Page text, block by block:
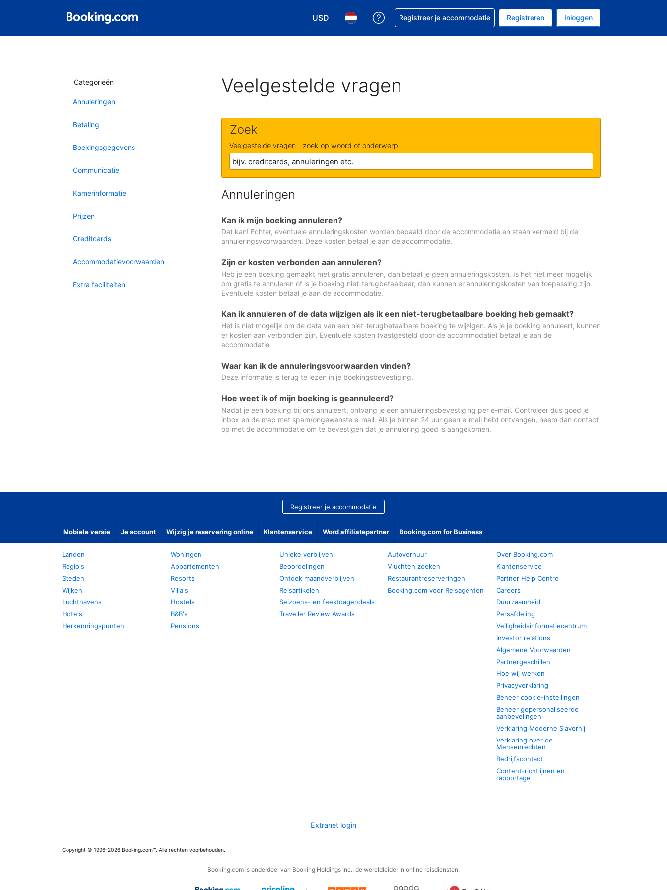
USD
Kies je valuta. Je huidige valuta is Amerikaanse dollar
Kies je taal. Je huidige taal is Nederlands
Krijg hulp bij je reservering
Registreer je accommodatie Registreren Inloggen
Categorieën
Annuleringen
Betaling
Boekingsgegevens
Communicatie
Kamerinformatie
Prijzen
Creditcards
Accommodatievoorwaarden
Extra faciliteiten
Veelgestelde vragen
Zoek
Veelgestelde vragen - zoek op woord of onderwerp
Annuleringen
Kan ik mijn boeking annuleren?
Dat kan! Echter, eventuele annuleringskosten worden bepaald door de accommodatie en staan vermeld bij de
annuleringsvoorwaarden. Deze kosten betaal je aan de accommodatie.
Zijn er kosten verbonden aan annuleren?
Heb je een boeking gemaakt met gratis annuleren, dan betaal je geen annuleringskosten. Is het niet meer mogelijk
om gratis te annuleren of is je boeking niet-terugbetaalbaar, dan kunnen er annuleringskosten van toepassing zijn.
Eventuele kosten betaal je aan de accommodatie.
Kan ik annuleren of de data wijzigen als ik een niet-terugbetaalbare boeking heb gemaakt?
Het is niet mogelijk om de data van een niet-terugbetaalbare boeking te wijzigen. Als je je boeking annuleert, kunnen
er kosten aan verbonden zijn. Eventuele kosten (vastgesteld door de accommodatie) betaal je aan de
accommodatie.
Waar kan ik de annuleringsvoorwaarden vinden?
Deze informatie is terug te lezen in je boekingsbevestiging.
Hoe weet ik of mijn boeking is geannuleerd?
Nadat je een boeking bij ons annuleert, ontvang je een annuleringsbevestiging per e-mail. Controleer dus goed je
inbox en de map met spam/ongewenste e-mail. Als je binnen 24 uur geen e-mail hebt ontvangen, neem dan contact
op met de accommodatie om te bevestigen dat je annulering goed is aangekomen.
Registreer je accommodatie
Mobiele versie Je account Wijzig je reservering online Klantenservice Word affiliatepartner Booking.com for Business
Landen
Regio's
Steden
Wijken
Luchthavens
Hotels
Herkenningspunten
Woningen
Appartementen
Resorts
Villa's
Hostels
B&B's
Pensions
Unieke verblijven
Beoordelingen
Ontdek maandverblijven
Reisartikelen
Seizoens- en feestdagendeals
Traveller Review Awards
Autoverhuur
Vluchten zoeken
Restaurantreserveringen
Booking.com voor Reisagenten
Over Booking.com
Klantenservice
Partner Help Centre
Careers
Duurzaamheid
Persafdeling
Veiligheidsinformatiecentrum
Investor relations
Algemene Voorwaarden
Partnergeschillen
Hoe wij werken
Privacyverklaring
Beheer cookie-instellingen
Beheer gepersonaliseerde
aanbevelingen
Verklaring Moderne Slavernij
Verklaring over de
Mensenrechten
Bedrijfscontact
Content-richtlijnen en
rapportage
Extranet login
Copyright © 1996–2026 Booking.com™. Alle rechten voorbehouden.
Booking.com is onderdeel van Booking Holdings Inc., de wereldleider in online reisdiensten.